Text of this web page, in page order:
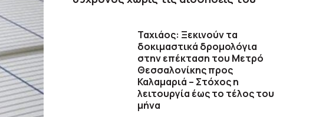
Ταχιάος: Ξεκινούν τα
δοκιμαστικά δρομολόγια
στην επέκταση του Μετρό
Θεσσαλονίκης προς
Καλαμαριά – Στόχος η
λειτουργία έως το τέλος του
μήνα